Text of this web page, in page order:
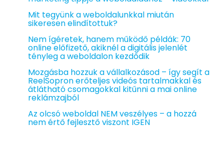
Mit tegyünk a weboldalunkkal miután
sikeresen elindítottuk?
Nem ígéretek, hanem működő példák: 70
online előfizető, akiknél a digitális jelenlét
tényleg a weboldalon kezdődik
Mozgásba hozzuk a vállalkozásod – így segít a
ReelSopron erőteljes videós tartalmakkal és
átlátható csomagokkal kitűnni a mai online
reklámzajból
Az olcsó weboldal NEM veszélyes – a hozzá
nem értő fejlesztő viszont IGEN